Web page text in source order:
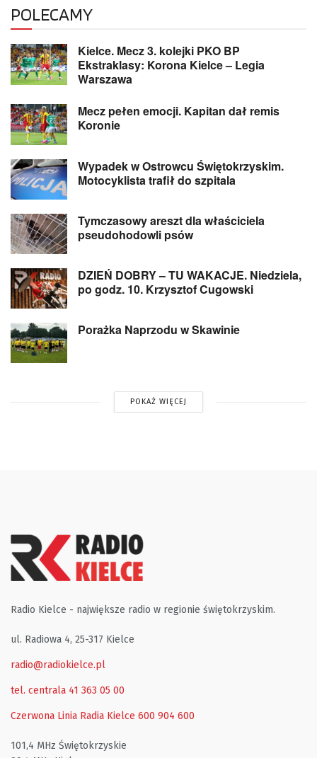
POLECAMY
Kielce. Mecz 3. kolejki PKO BP
Ekstraklasy: Korona Kielce – Legia
Warszawa
Mecz pełen emocji. Kapitan dał remis
Koronie
Wypadek w Ostrowcu Świętokrzyskim.
Motocyklista trafił do szpitala
Tymczasowy areszt dla właściciela
pseudohodowli psów
DZIEŃ DOBRY – TU WAKACJE. Niedziela,
po godz. 10. Krzysztof Cugowski
Porażka Naprzodu w Skawinie
POKAŻ WIĘCEJ
Radio Kielce - największe radio w regionie świętokrzyskim.
ul. Radiowa 4, 25-317 Kielce
radio@radiokielce.pl
tel. centrala 41 363 05 00
Czerwona Linia Radia Kielce 600 904 600
101,4 MHz Świętokrzyskie